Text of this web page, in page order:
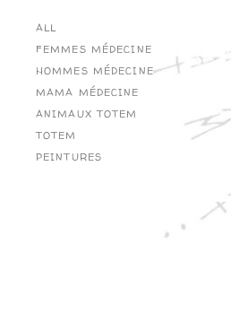
ALL
FEMMES MÉDECINE
HOMMES MÉDECINE
MAMA MÉDECINE
ANIMAUX TOTEM
TOTEM
PEINTURES